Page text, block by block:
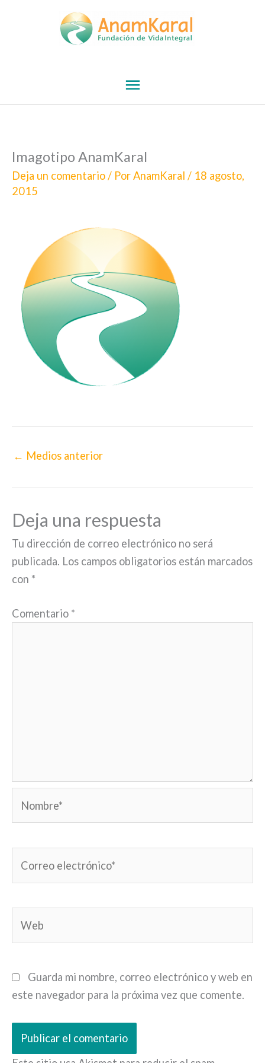
Menú
principal
Imagotipo AnamKaral
Deja un comentario/ PorAnamKaral / 18 agosto,
2015
← Medios anterior
Deja una respuesta
Tu dirección de correo electrónico no será
publicada. Los campos obligatorios están marcados
con *
Comentario *
electrónico*
Guarda mi nombre, correo electrónico y web en
este navegador para la próxima vez que comente.